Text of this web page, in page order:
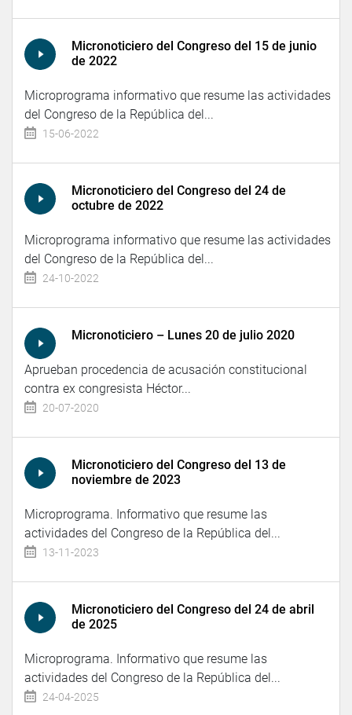
Micronoticiero del Congreso del 15 de junio
de 2022
Microprograma informativo que resume las actividades
del Congreso de la República del...
15-06-2022
Micronoticiero del Congreso del 24 de
octubre de 2022
Microprograma informativo que resume las actividades
del Congreso de la República del...
24-10-2022
Micronoticiero – Lunes 20 de julio 2020
Aprueban procedencia de acusación constitucional
contra ex congresista Héctor...
20-07-2020
Micronoticiero del Congreso del 13 de
noviembre de 2023
Microprograma. Informativo que resume las
actividades del Congreso de la República del...
13-11-2023
Micronoticiero del Congreso del 24 de abril
de 2025
Microprograma. Informativo que resume las
actividades del Congreso de la República del...
24-04-2025